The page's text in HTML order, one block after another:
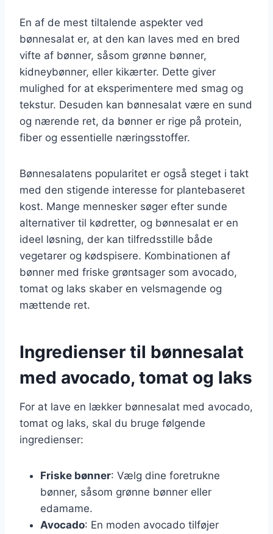
En af de mest tiltalende aspekter ved
bønnesalat er, at den kan laves med en bred
vifte af bønner, såsom grønne bønner,
kidneybønner, eller kikærter. Dette giver
mulighed for at eksperimentere med smag og
tekstur. Desuden kan bønnesalat være en sund
og nærende ret, da bønner er rige på protein,
fiber og essentielle næringsstoffer.
Bønnesalatens popularitet er også steget i takt
med den stigende interesse for plantebaseret
kost. Mange mennesker søger efter sunde
alternativer til kødretter, og bønnesalat er en
ideel løsning, der kan tilfredsstille både
vegetarer og kødspisere. Kombinationen af
bønner med friske grøntsager som avocado,
tomat og laks skaber en velsmagende og
mættende ret.
Ingredienser til bønnesalat
med avocado, tomat og laks
For at lave en lækker bønnesalat med avocado,
tomat og laks, skal du bruge følgende
ingredienser:
Friske bønner: Vælg dine foretrukne
bønner, såsom grønne bønner eller
edamame.
Avocado: En moden avocado tilføjer